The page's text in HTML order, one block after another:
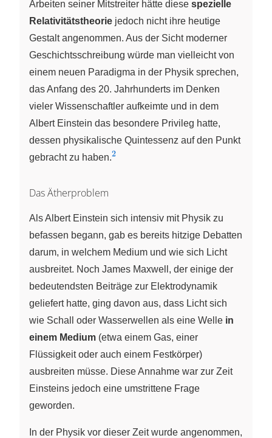
Arbeiten seiner Mitstreiter hätte diese spezielle
Relativitätstheorie jedoch nicht ihre heutige
Gestalt angenommen. Aus der Sicht moderner
Geschichtsschreibung würde man vielleicht von
einem neuen Paradigma in der Physik sprechen,
das Anfang des 20. Jahrhunderts im Denken
vieler Wissenschaftler aufkeimte und in dem
Albert Einstein das besondere Privileg hatte,
dessen physikalische Quintessenz auf den Punkt
gebracht zu haben.{^2}
2
Das Ätherproblem
Als Albert Einstein sich intensiv mit Physik zu
befassen begann, gab es bereits hitzige Debatten
darum, in welchem Medium und wie sich Licht
ausbreitet. Noch James Maxwell, der einige der
bedeutendsten Beiträge zur Elektrodynamik
geliefert hatte, ging davon aus, dass Licht sich
wie Schall oder Wasserwellen als eine Welle in
einem Medium (etwa einem Gas, einer
Flüssigkeit oder auch einem Festkörper)
ausbreiten müsse. Diese Annahme war zur Zeit
Einsteins jedoch eine umstrittene Frage
geworden.
In der Physik vor dieser Zeit wurde angenommen,